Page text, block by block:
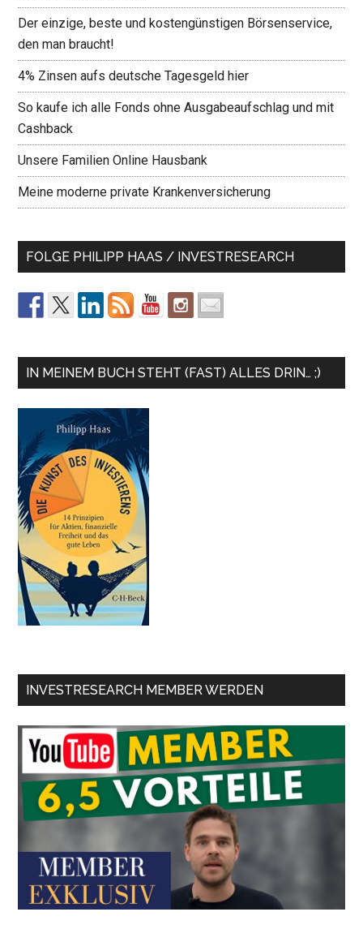
Der einzige, beste und kostengünstigen Börsenservice,
den man braucht!
4% Zinsen aufs deutsche Tagesgeld hier
So kaufe ich alle Fonds ohne Ausgabeaufschlag und mit
Cashback
Unsere Familien Online Hausbank
Meine moderne private Krankenversicherung
FOLGE PHILIPP HAAS / INVESTRESEARCH
IN MEINEM BUCH STEHT (FAST) ALLES DRIN… ;)
INVESTRESEARCH MEMBER WERDEN